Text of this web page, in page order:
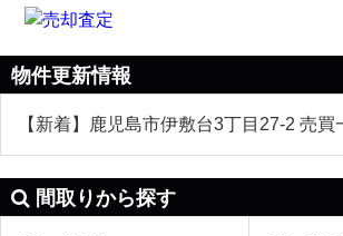
物件更新情報
【新着】鹿児島市伊敷台3丁目27-2 売買
間取りから探す